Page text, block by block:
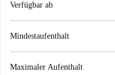
Verfügbar ab
Mindestaufenthalt
Maximaler Aufenthalt